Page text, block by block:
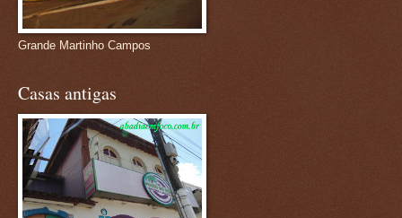
Grande Martinho Campos
Casas antigas